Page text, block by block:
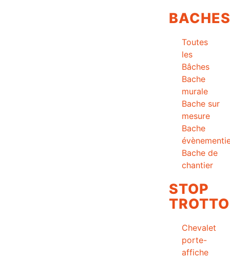
BACHES
Toutes
les
Bâches
Bache
murale
Bache sur
mesure
Bache
Bache de
chantier
STOP
Chevalet
porte-
affiche